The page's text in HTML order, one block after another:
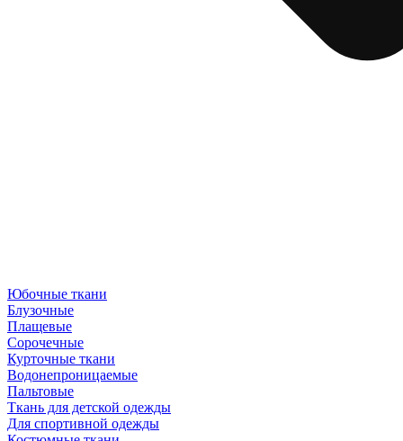
Юбочные ткани
Блузочные
Плащевые
Сорочечные
Курточные ткани
Водонепроницаемые
Пальтовые
Ткань для детской одежды
Для спортивной одежды